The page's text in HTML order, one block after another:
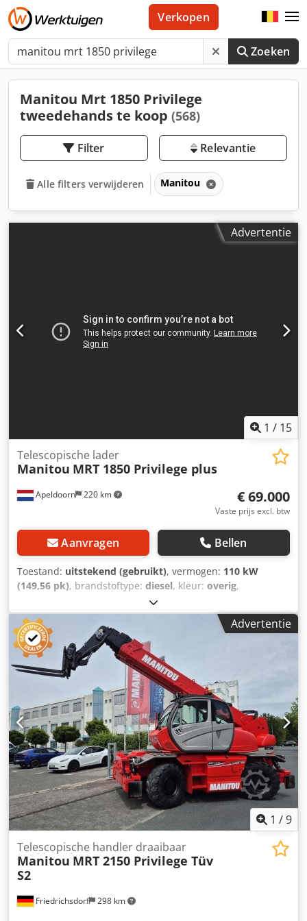
Zoeken
Verkopen
Manitou Mrt 1850 Privilege
tweedehands te koop (568)
Filter Relevantie
Alle filters verwijderen Manitou
Advertentie
1 / 15
Apeldoorn 220 km
Telescopische lader
Manitou MRT 1850 Privilege plus
€ 69.000
Vaste prijs excl. btw
Aanvragen Bellen
Toestand: uitstekend (gebruikt), vermogen: 110 kW
(149,56 pk), brandstoftype: diesel, kleur: overig,
, Bouwjaar:
3.088 h, Leeggewicht: 15.350 kg Afmetingen (L x B x H): 620
x 240 x 310 cm Motortype: Mercedes OM904 LA
Hefvermogen: 4.999 kg CE-markering: ja Technische staat:
zeer goed Optische staat: zeer goed Kenteken: TVD-27-T
Dsdpfsy Nc R Dex Ahtswa = Verdere opties en accessoires
= - 3e hydraulische circuit - Werklamp(en) - Blower -
Palletvorken - Signaallamp - Steunpooten = Opmerkingen =
Aandrijflijn Emissienorm: Stage IIIA / Tier IV interim
Afstandsbediening, Nederlands kenteken.
Advertentie
1 /9
Friedrichsdorf 298 km
Telescopische handler draaibaar
Manitou MRT 2150 Privilege Tüv
S2